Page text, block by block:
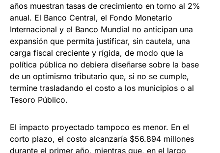
años muestran tasas de crecimiento en torno al 2%
anual. El Banco Central, el Fondo Monetario
Internacional y el Banco Mundial no anticipan una
expansión que permita justificar, sin cautela, una
carga fiscal creciente y rígida, de modo que la
política pública no debiera diseñarse sobre la base
de un optimismo tributario que, si no se cumple,
termine trasladando el costo a los municipios o al
Tesoro Público.
El impacto proyectado tampoco es menor. En el
corto plazo, el costo alcanzaría $56.894 millones
durante el primer año, mientras que, en el largo